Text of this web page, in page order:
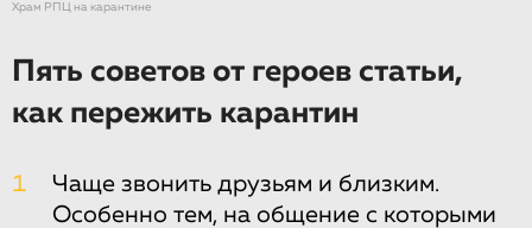
Храм РПЦ на карантине
Пять советов от героев статьи,
как пережить карантин
1
Чаще звонить друзьям и близким.
Особенно тем, на общение с которыми